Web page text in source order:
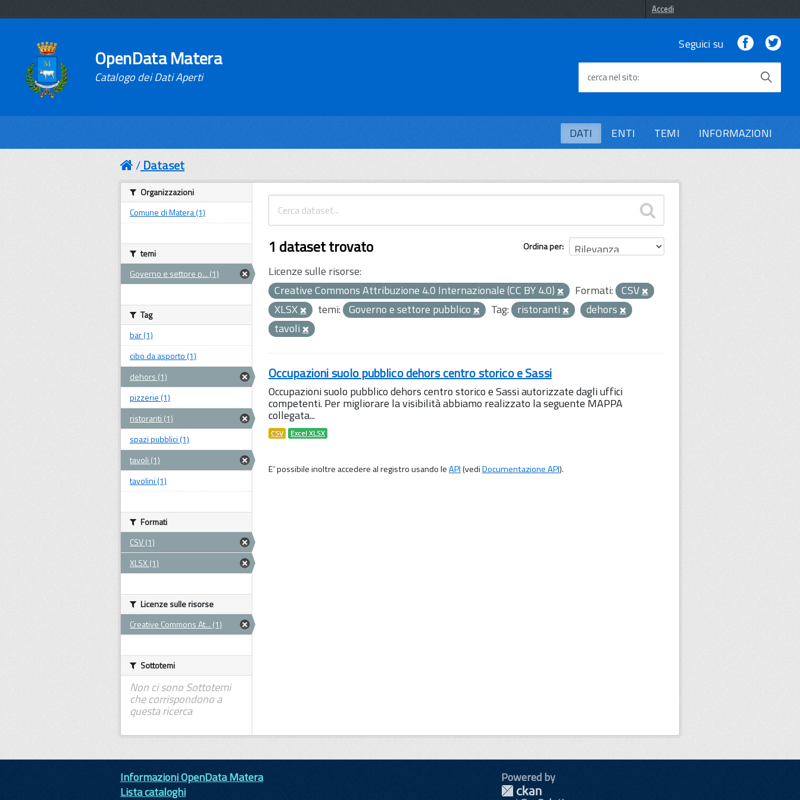
Accedi
OpenData Matera
Catalogo dei Dati Aperti
Seguici su Facebook
cerca nel sito
DATI ENTI TEMI INFORMAZIONI
Dataset
Ordina per
1 dataset trovato
Licenze sulle risorse:
Creative Commons Attribuzione 4.0 Internazionale (CC BY 4.0)
Formati: CSV
XLSX
temi: Governo e settore pubblico Tag: ristoranti
dehors
tavoli
Occupazioni suolo pubblico dehors centro storico e Sassi
Occupazioni suolo pubblico dehors centro storico e Sassi autorizzate dagli uffici
competenti. Per migliorare la visibilità abbiamo realizzato la seguente MAPPA
collegata...
CSV Excel XLSX
E' possibile inoltre accedere al registro usando leAPI(vediDocumentazione API).
Organizzazioni
Comune di Matera (1)
temi
Governo e settore p... (1)
Tag
bar (1)
cibo da asporto (1)
dehors (1)
pizzerie (1)
ristoranti (1)
spazi pubblici (1)
tavoli (1)
tavolini (1)
Formati
CSV (1)
XLSX (1)
Licenze sulle risorse
Creative Commons At... (1)
Sottotemi
Non ci sono Sottotemi
che corrispondono a
questa ricerca
Informazioni OpenData Matera
Lista cataloghi
Powered by